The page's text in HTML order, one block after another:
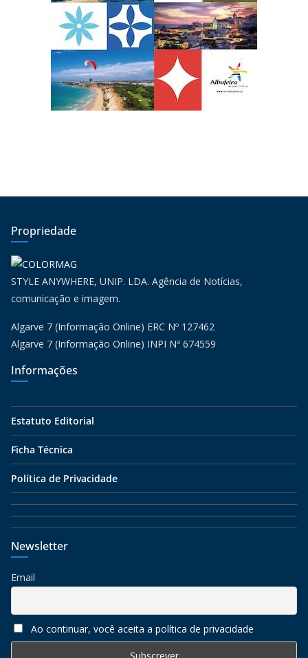
Propriedade
STYLE ANYWHERE, UNIP. LDA. Agência de Notícias,
comunicação e imagem.
Algarve 7 (Informação Online) ERC Nº 127462
Algarve 7 (Informação Online) INPI Nº 674559
Informações
Estatuto Editorial
Ficha Técnica
Política de Privacidade
Newsletter
Email
Ao continuar, você aceita a política de privacidade